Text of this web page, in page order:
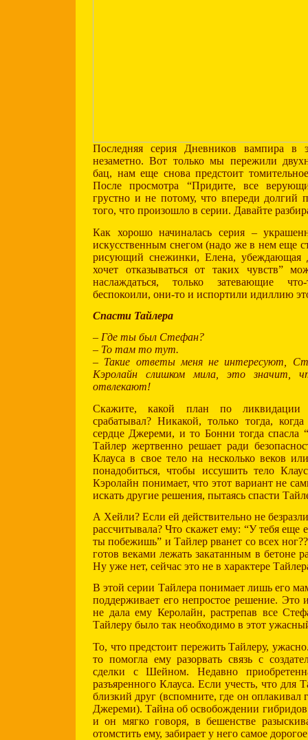
Последняя серия Дневников вампира в
незаметно. Вот только мы пережили
бац, нам еще снова предстоит
После просмотра “Придите, все
грустно и не потому, что впереди долгий
того, что произошло в серии. Давайте
Как хорошо начиналась серия –
искусственным снегом (надо же в нем еще
рисующий снежинки, Елена, убеждающая
хочет отказываться от таких чувств”
наслаждаться, только затевающие
беспокоили, они-то и испортили идиллию
Спасти Тайлера
– Где ты был Стефан?
– То там то тут.
– Такие ответы меня не интересуют,
Кэролайн слишком мила, это значит,
отвлекают!
Скажите, какой план по ликвидации
срабатывал? Никакой, только тогда,
сердце Джереми, и то Бонни тогда спасла
Тайлер жертвенно решает ради
Клауса в свое тело на несколько веков
понадобиться, чтобы иссушить тело
Кэролайн понимает, что этот вариант не
искать другие решения, пытаясь спасти
А Хейли? Если ей действительно не
рассчитывала? Что скажет ему: “У тебя еще
ты побежишь” и Тайлер рванет со всех
готов веками лежать закатанным в бетоне
Ну уже нет, сейчас это не в характере
В этой серии Тайлера понимает лишь его
поддерживает его непростое решение. Это
не дала ему Керолайн, растрепав все
Тайлеру было так необходимо в этот
То, что предстоит пережить Тайлеру,
то помогла ему разорвать связь с
сделки с Шейном. Недавно
разъяренного Клауса. Если учесть, что для
близкий друг (вспомните, где он оплакивал
Джереми). Тайна об освобождении гибридов
и он мягко говоря, в бешенстве
отомстить ему, забирает у него самое